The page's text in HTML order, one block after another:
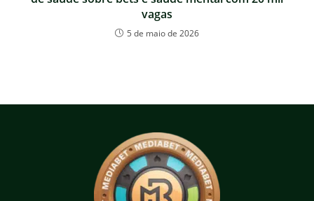
vagas
5 de maio de 2026